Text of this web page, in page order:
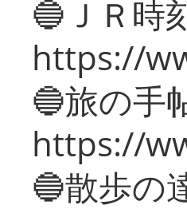
🔵ＪＲ時
https://
🔵旅の手
https://
🔵散歩の